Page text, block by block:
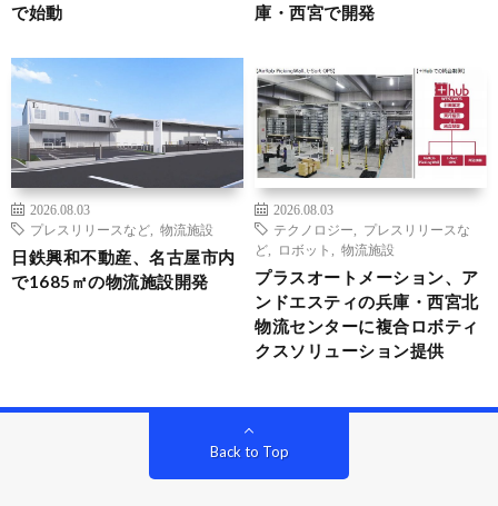
で始動
庫・西宮で開発
2026.08.03
プレスリリースなど
物流施設
日鉄興和不動産、名古屋市内
で1685㎡の物流施設開発
2026.08.03
テクノロジー
プレスリリースな
ど
ロボット 物流施設
プラスオートメーション、ア
ンドエスティの兵庫・西宮北
物流センターに複合ロボティ
クスソリューション提供
Back to Top